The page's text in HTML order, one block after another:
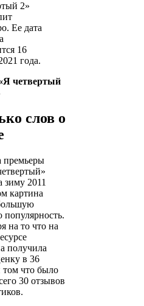
2»
Ее дата
16
года.
четвертый
слов о
премьеры
зиму 2011
картина
популярность.
на то что на
получила
в 36
что было
30 отзывов